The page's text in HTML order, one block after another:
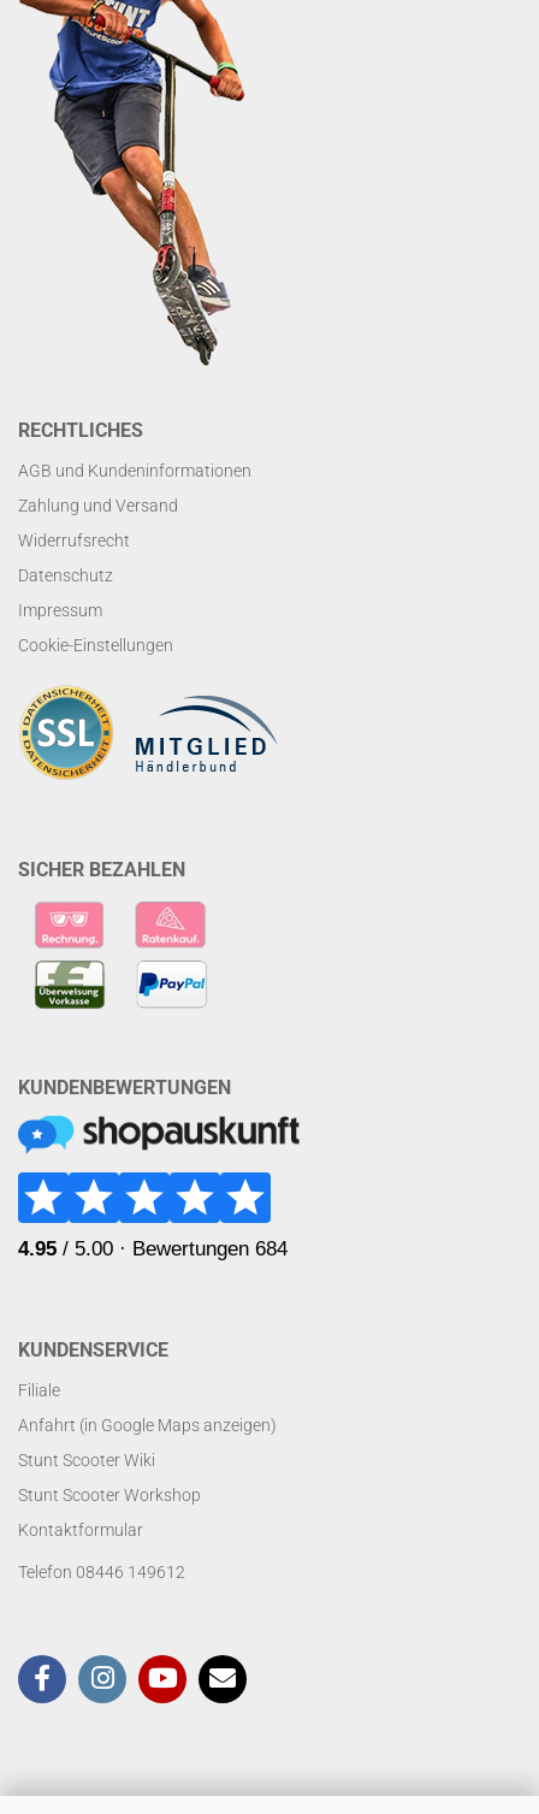
RECHTLICHES
AGB und Kundeninformationen
Zahlung und Versand
Widerrufsrecht
Datenschutz
Impressum
Cookie-Einstellungen
SICHER BEZAHLEN
KUNDENBEWERTUNGEN
KUNDENSERVICE
Filiale
Anfahrt (in Google Maps anzeigen)
Stunt Scooter Wiki
Stunt Scooter Workshop
Kontaktformular
Telefon 08446 149612